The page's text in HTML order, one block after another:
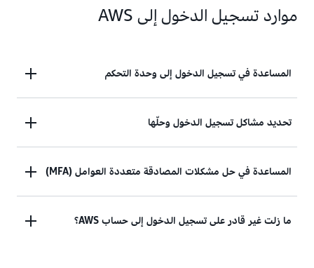
موارد تسجيل الدخول إلى AWS
المساعدة في تسجيل الدخول إلى وحدة التحكم
هل تحتاج إلى مساعدة لتسجيل الدخول إلى وحدة تحكم
عرض الوثائق
تحديد مشاكل تسجيل الدخول وحلّها
هل حاولت تسجيل الدخول، ولكن بيانات الاعتماد لم
المساعدة في حل مشكلات المصادقة متعددة العوامل (MFA)
جهاز المصادقة متعددة العوامل (MFA) المفقود أو غيرما زلت غير قادر على تسجيل الدخول إلى حساب AWS؟